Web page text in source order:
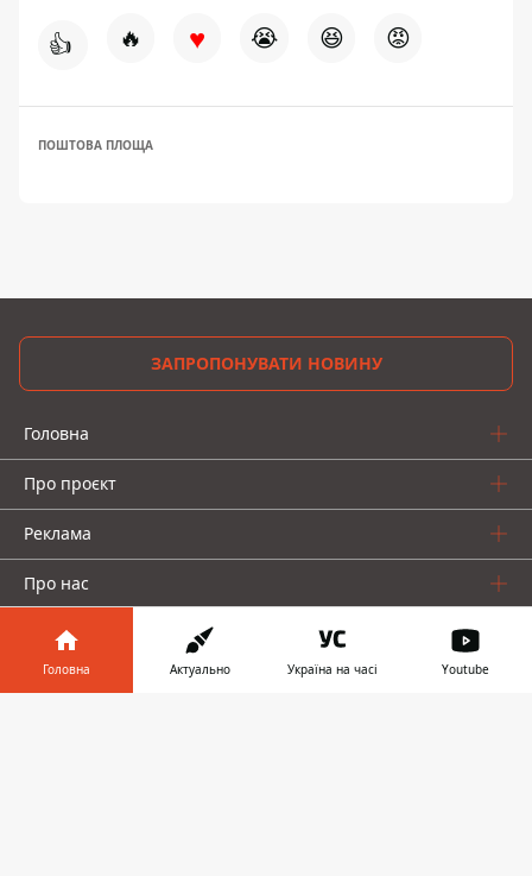
👍 🔥 ♥ 😭 😆 😡
ПОШТОВА ПЛОЩА
ЗАПРОПОНУВАТИ НОВИНУ
Головна
Про проєкт
Реклама
Про нас
Головна Актуально Україна на часі Youtube